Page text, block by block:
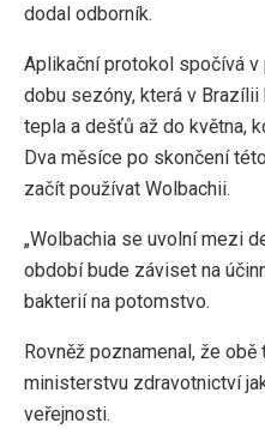
dodal odborník.
Aplikační protokol spočívá
dobu sezóny, která v
tepla a dešťů až do května,
Dva měsíce po skončení
začít používat Wolbachii.
„Wolbachia se uvolní mezi
období bude záviset na
bakterií na potomstvo.
Rovněž poznamenal, že
ministerstvu zdravotnictví
veřejnosti.